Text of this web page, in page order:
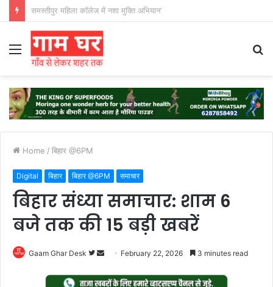
हड़ताली सफाईकर्मियों ने नगर निगम का घेराव किया’
Menu
Home / बिहार @6PM
Digital बिहार बिहार @6PM समाचार
बिहार संध्या समाचार: शाम 6
बजे तक की 15 बड़ी खबरें
Gaam Ghar Desk
Follow
Twitter
Send
email
February 22, 2026 3 minutes read